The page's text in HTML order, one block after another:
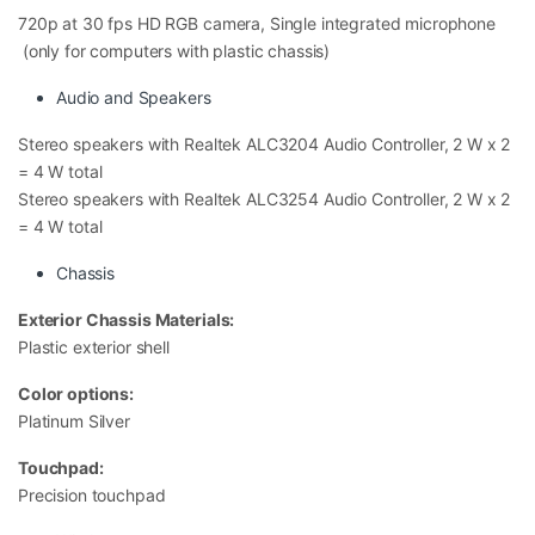
RAM 8GB đáp ứng tốt nhu cầu phổ
thông
Dell trang bị sẵn RAM 8GB cho model
Đây là dung lượng phù hợp với phần lớn người dùng
720p at 30 fps HD RGB camera, Single integrated microphone
(only for computers with plastic chassis)
Audio and Speakers
Stereo speakers with Realtek ALC3204 Audio Controller, 2 W x 2
= 4 W total
Stereo speakers with Realtek ALC3254 Audio Controller, 2 W x 2
= 4 W total
Chassis
Exterior Chassis Materials:
Plastic exterior shell
Color options:
Platinum Silver
Touchpad:
Precision touchpad